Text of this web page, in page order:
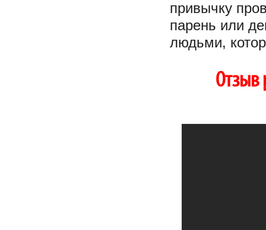
привычку
парень или
людьми,
Отзыв